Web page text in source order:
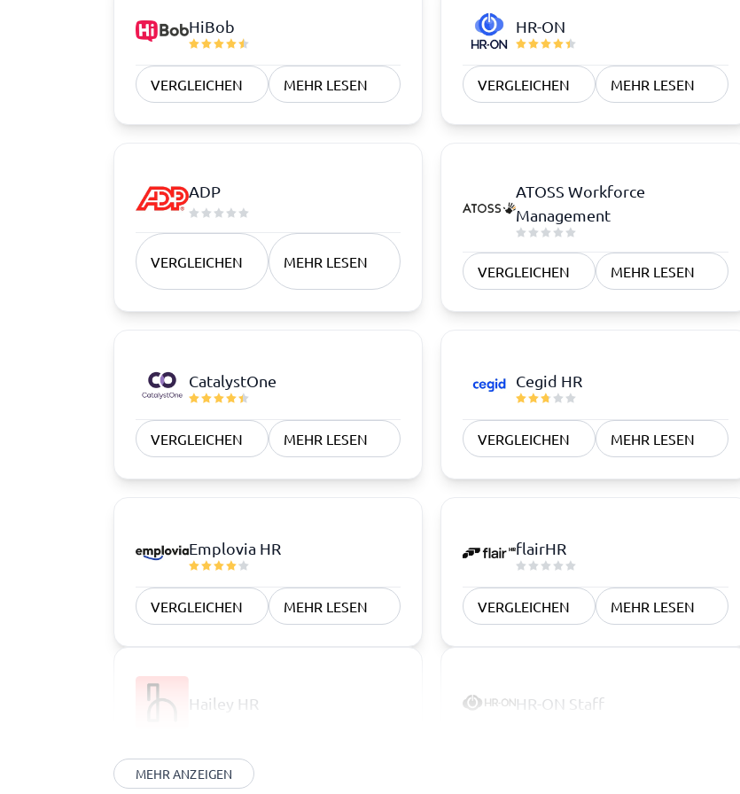
HiBob
VERGLEICHEN MEHR LESEN
HR-ON
VERGLEICHEN MEHR LESEN
ADP
VERGLEICHEN MEHR LESEN
ATOSS Workforce
Management
VERGLEICHEN MEHR LESEN
CatalystOne
VERGLEICHEN MEHR LESEN
Cegid HR
VERGLEICHEN MEHR LESEN
Emplovia HR
VERGLEICHEN MEHR LESEN
flairHR
VERGLEICHEN MEHR LESEN
Hailey HR HR-ON Staff
MEHR ANZEIGEN